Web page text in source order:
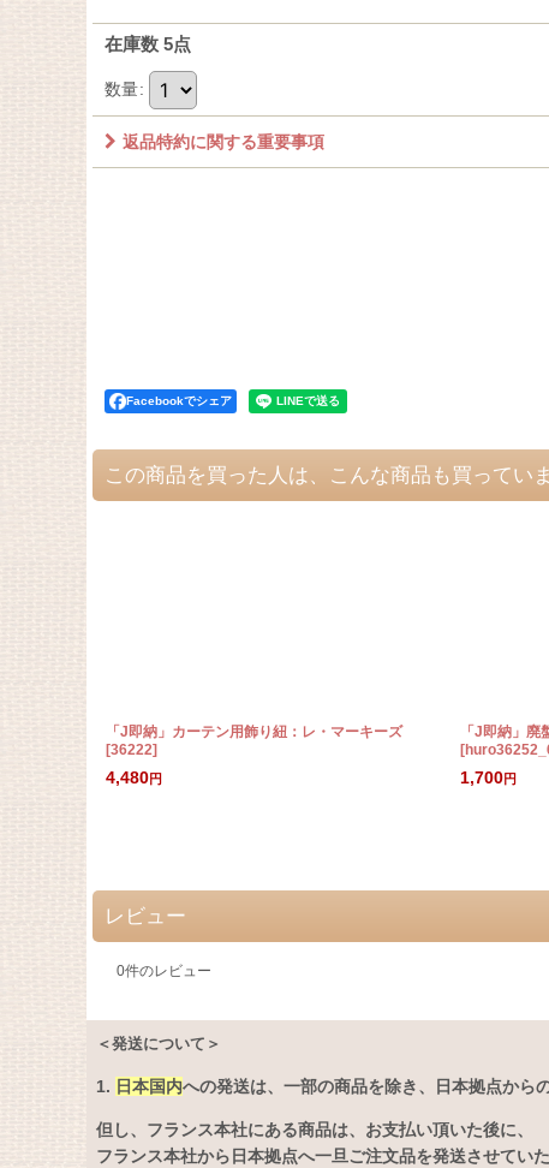
在庫数 5点
数量:
返品特約に関する重要事項
Facebookでシェア
この商品を買った人は、こんな商品も買ってい
「J即納」カーテン用飾り紐：レ・マーキーズ
[36222]
4,480円
「J即納」
[
1,700円
レビュー
0件のレビュー
＜発送について＞
1. 日本国内への発送は、 一部の商品を除き、日本拠点から
但し、フランス本社にある商品は、お支払い頂いた後に、
フランス本社から日本拠点へ一旦ご注文品を発送させてい